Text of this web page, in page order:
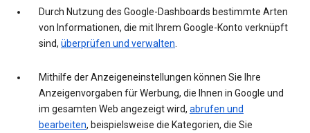
Durch Nutzung des Google-Dashboards bestimmte Arten
von Informationen, die mit Ihrem Google-Konto verknüpft
sind, überprüfen und verwalten.
Mithilfe der Anzeigeneinstellungen können Sie Ihre
Anzeigenvorgaben für Werbung, die Ihnen in Google und
im gesamten Web angezeigt wird, abrufen und
bearbeiten, beispielsweise die Kategorien, die Sie